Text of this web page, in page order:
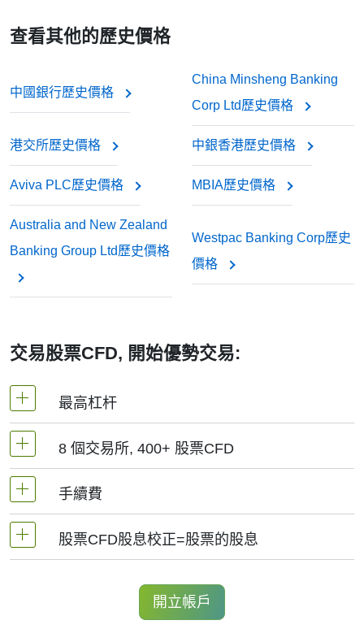
查看其他的歷史價格
中國銀行歷史價格
China Minsheng Banking
Corp Ltd歷史價格
港交所歷史價格 中銀香港歷史價格
Aviva PLC歷史價格 MBIA歷史價格
Australia and New Zealand
Banking Group Ltd歷史價格
Westpac Banking Corp歷史
價格
交易股票CFD, 開始優勢交易:
最高杠杆
MetaTrader4和MetaTrader5 -1：20（保證金5%）
NetTradeX平臺，股票差價合約的杠杆為交易帳戶
8 個交易所, 400+ 股票CFD
我們提供超過400個股票CFD, 其來自於全球8個主
手續費
手續費為交易量0.1%起, 美股-0.02$/股, 加拿大股
對於NetTradeX和Mt4, 最低手續費為1結算貨幣, 中
股票CFD股息校正=股票的股息
持有股票CFD多頭的交易者獲得股息調整，
金額等於股息金額.
開立帳戶